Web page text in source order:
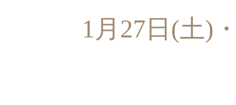
1月27日(土)